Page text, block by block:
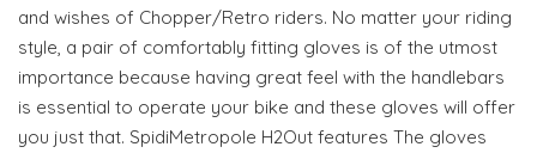
and wishes of Chopper/Retro riders. No matter your riding
style, a pair of comfortably fitting gloves is of the utmost
importance because having great feel with the handlebars
is essential to operate your bike and these gloves will offer
you just that. SpidiMetropole H2Out features The gloves